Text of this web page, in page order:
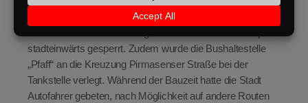
Geschäfte besser erreichbar machen.
stadteinwärts gesperrt. Zudem wurde die Bushaltestelle
„Pfaff“ an die Kreuzung Pirmasenser Straße bei der
Tankstelle verlegt. Während der Bauzeit hatte die Stadt
Autofahrer gebeten, nach Möglichkeit auf andere Routen